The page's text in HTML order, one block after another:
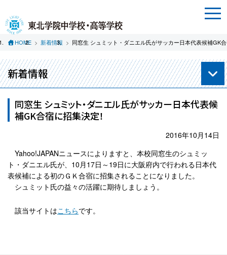
HOME 新着情報 同窓生 シュミット・ダニエル氏がサッカー日本代表候補GK
新着情報
同窓生 シュミット・ダニエル氏がサッカー日本代表候
補GK合宿に招集決定！
2016年10月14日
Yahoo!JAPANニュースによりますと、本校同窓生のシュミッ
ト・ダニエル氏が、10月17日～19日に大阪府内で行われる日本代
表候補による初のＧＫ合宿に招集されることになりました。
シュミット氏の益々の活躍に期待しましょう。
該当サイトはこちらです。